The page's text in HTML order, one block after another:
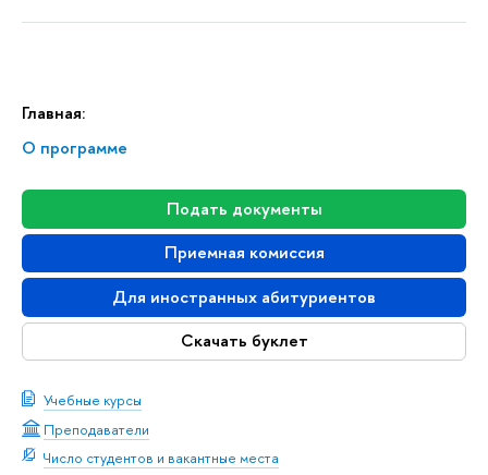
Главная:
О программе
Подать документы
Приемная комиссия
Для иностранных абитуриентов
Скачать буклет
Учебные курсы
Преподаватели
Число студентов и вакантные места